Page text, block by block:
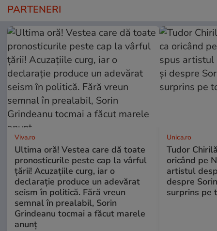
PARTENERI
Viva.ro
Ultima oră! Vestea care dă toate
pronosticurile peste cap la vârful
țării! Acuzațiile curg, iar o
declarație produce un adevărat
seism în politică. Fără vreun
semnal în prealabil, Sorin
Grindeanu tocmai a făcut marele
anunț
Unica.ro
Tudor
oricând pe
artistul
despre
surprins pe